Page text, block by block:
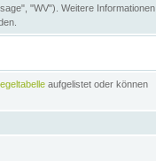
"WV"). Weitere Informationen
aufgelistet oder können